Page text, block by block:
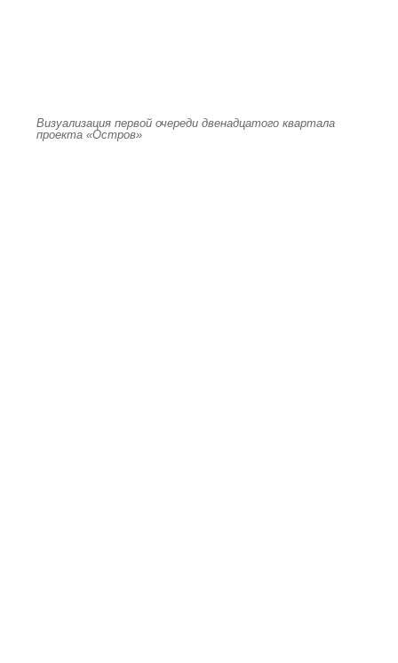
Визуализация первой очереди двенадцатого квартала
проекта «Остров»